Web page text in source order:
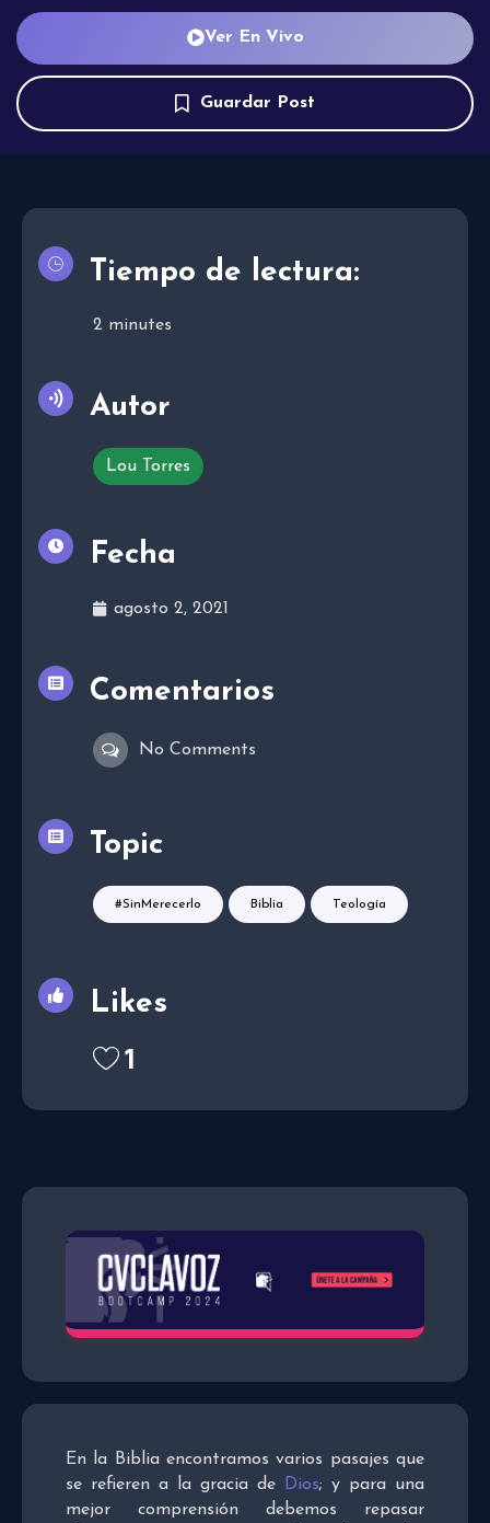
Ver En Vivo
Guardar Post
En la Biblia encontramos varios pasajes que
se refieren a la gracia de
Dios; y para una
mejor comprensión debemos repasar
Tiempo de lectura:
2 minutes
Autor
Lou Torres
Fecha
agosto 2, 2021
Comentarios
No Comments
Topic
#SinMerecerlo Biblia Teología
Likes
1